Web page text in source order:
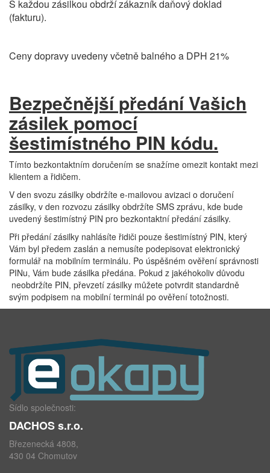
S každou zásilkou obdrží zákazník daňový doklad
(fakturu).
Ceny dopravy uvedeny včetně balného a DPH 21%
Bezpečnější předání Vašich
zásilek pomocí
šestimístného PIN kódu.
Tímto bezkontaktním doručením se snažíme omezit kontakt mezi
klientem a řidičem.
V den svozu zásilky obdržíte e-mailovou avizaci o doručení
zásilky, v den rozvozu zásilky obdržíte SMS zprávu, kde bude
uvedený šestimístný PIN pro bezkontaktní předání zásilky.
Při předání zásilky nahlásíte řidiči pouze šestimístný PIN, který
Vám byl předem zaslán a nemusíte podepisovat elektronický
formulář na mobilním terminálu. Po úspěšném ověření správnosti
PINu, Vám bude zásilka předána. Pokud z jakéhokoliv důvodu
neobdržíte PIN, převzetí zásilky můžete potvrdit standardně
svým podpisem na mobilní terminál po ověření totožnosti.
Sídlo společnosti:
DACHOS s.r.o.
Březenecká 4808,
430 04 Chomutov